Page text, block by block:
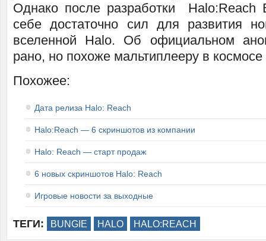
Однако после разработки Halo:Reach
себе достаточно сил для развития
вселенной Halo. Об официальном
рано, но похоже мальтиплееру в
Похожее:
Дата релиза Halo: Reach
Halo:Reach — 6 скриншотов из компании
Halo: Reach — старт продаж
6 новых скриншотов Halo: Reach
Игровые новости за выходные
ТЕГИ: BUNGIE HALO HALO:REACH